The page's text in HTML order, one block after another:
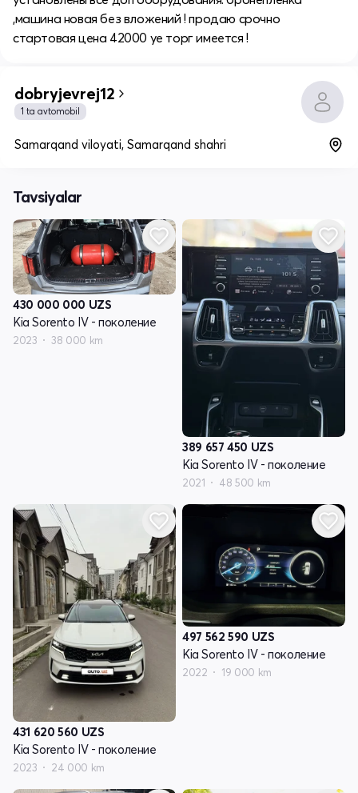
,машина новая без вложений ! продаю срочно
стартовая цена 42000 уе торг имеется !
dobryjevrej12
1 ta avtomobil
Samarqand viloyati, Samarqand shahri
Tavsiyalar
430 000 000 UZS
Kia Sorento IV - поколение
2023 38 000 km
389 657 450 UZS
Kia Sorento IV - поколение
2021 48 500 km
431 620 560 UZS
Kia Sorento IV - поколение
2023 24 000 km
497 562 590 UZS
Kia Sorento IV - поколение
2022 19 000 km